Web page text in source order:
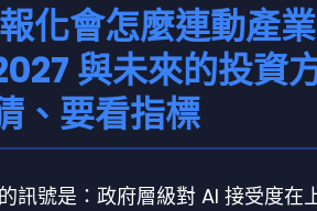
化會怎麼連動產業
與未來的投資
、要看指標
訊號是：政府層級對 AI 接受度在